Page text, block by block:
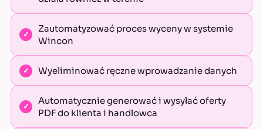
Zautomatyzować proces wyceny w systemie
Wincon
Wyeliminować ręczne wprowadzanie danych
Automatycznie generować i wysyłać oferty
PDF do klienta i handlowca